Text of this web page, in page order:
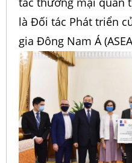
là Đối tác Phát triển
gia Đông Nam Á